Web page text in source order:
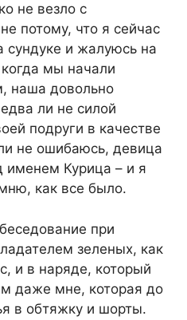
не везло с
потому, что я сейчас
сундуке и жалуюсь на
мы начали
наша довольно
ли не силой
подруги в качестве
не ошибаюсь, девица
именем Курица – и я
как все было.
при
зеленых, как
и в наряде, который
даже мне, которая до
в обтяжку и шорты.